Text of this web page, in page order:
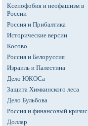
Ксенофобия и неофашизм в
России
Россия и Прибалтика
Исторические версии
Косово
Россия и Белоруссия
Израиль и Палестина
Дело ЮКОСа
Защита Химкинского леса
Дело Бульбова
Россия и финансовый кризис
Доллар